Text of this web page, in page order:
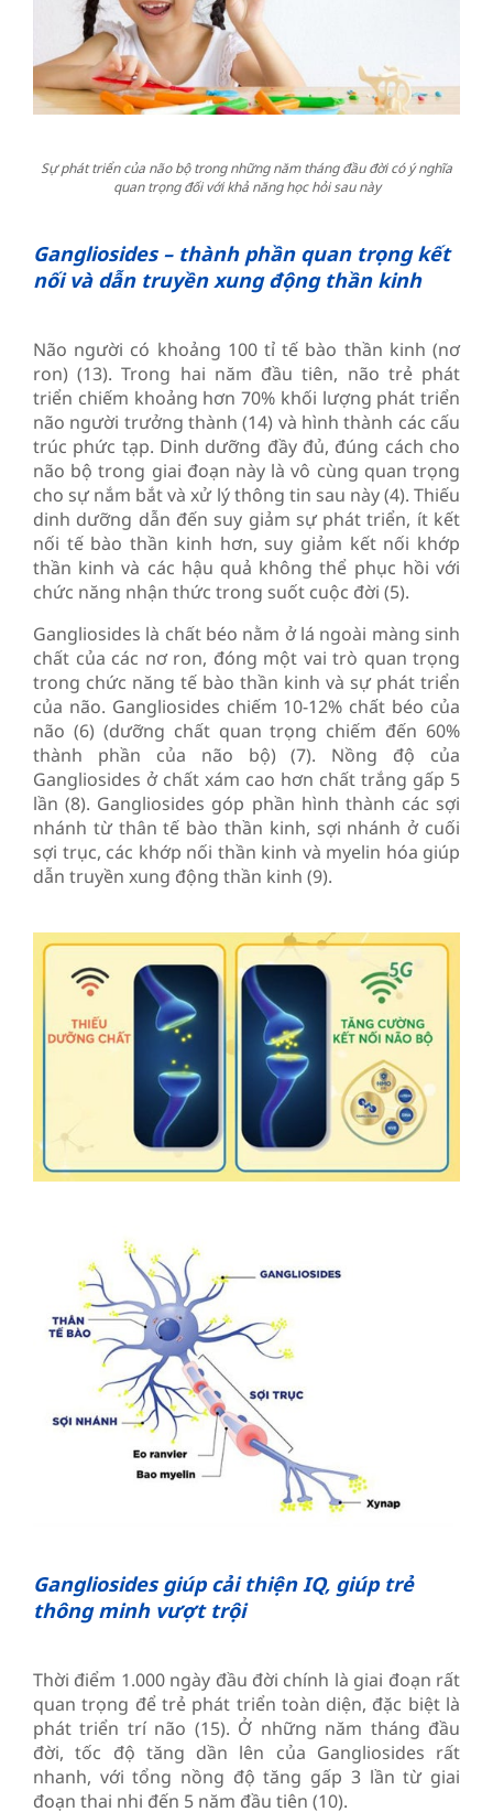
Sự phát triển của não bộ trong những năm tháng đầu đời có ý nghĩa
quan trọng đối với khả năng học hỏi sau này
Gangliosides – thành phần quan trọng kết
nối và dẫn truyền xung động thần kinh
Não người có khoảng 100 tỉ tế bào thần kinh (nơ
ron) (13). Trong hai năm đầu tiên, não trẻ phát
triển chiếm khoảng hơn 70% khối lượng phát triển
não người trưởng thành (14) và hình thành các cấu
trúc phức tạp. Dinh dưỡng đầy đủ, đúng cách cho
não bộ trong giai đoạn này là vô cùng quan trọng
cho sự nắm bắt và xử lý thông tin sau này (4). Thiếu
dinh dưỡng dẫn đến suy giảm sự phát triển, ít kết
nối tế bào thần kinh hơn, suy giảm kết nối khớp
thần kinh và các hậu quả không thể phục hồi với
chức năng nhận thức trong suốt cuộc đời (5).
Gangliosides là chất béo nằm ở lá ngoài màng sinh
chất của các nơ ron, đóng một vai trò quan trọng
trong chức năng tế bào thần kinh và sự phát triển
của não. Gangliosides chiếm 10-12% chất béo của
não (6) (dưỡng chất quan trọng chiếm đến 60%
thành phần của não bộ) (7). Nồng độ của
Gangliosides ở chất xám cao hơn chất trắng gấp 5
lần (8). Gangliosides góp phần hình thành các sợi
nhánh từ thân tế bào thần kinh, sợi nhánh ở cuối
sợi trục, các khớp nối thần kinh và myelin hóa giúp
dẫn truyền xung động thần kinh (9).
Gangliosides giúp cải thiện IQ, giúp trẻ
thông minh vượt trội
Thời điểm 1.000 ngày đầu đời chính là giai đoạn rất
quan trọng để trẻ phát triển toàn diện, đặc biệt là
phát triển trí não (15). Ở những năm tháng đầu
đời, tốc độ tăng dần lên của Gangliosides rất
nhanh, với tổng nồng độ tăng gấp 3 lần từ giai
đoạn thai nhi đến 5 năm đầu tiên (10).